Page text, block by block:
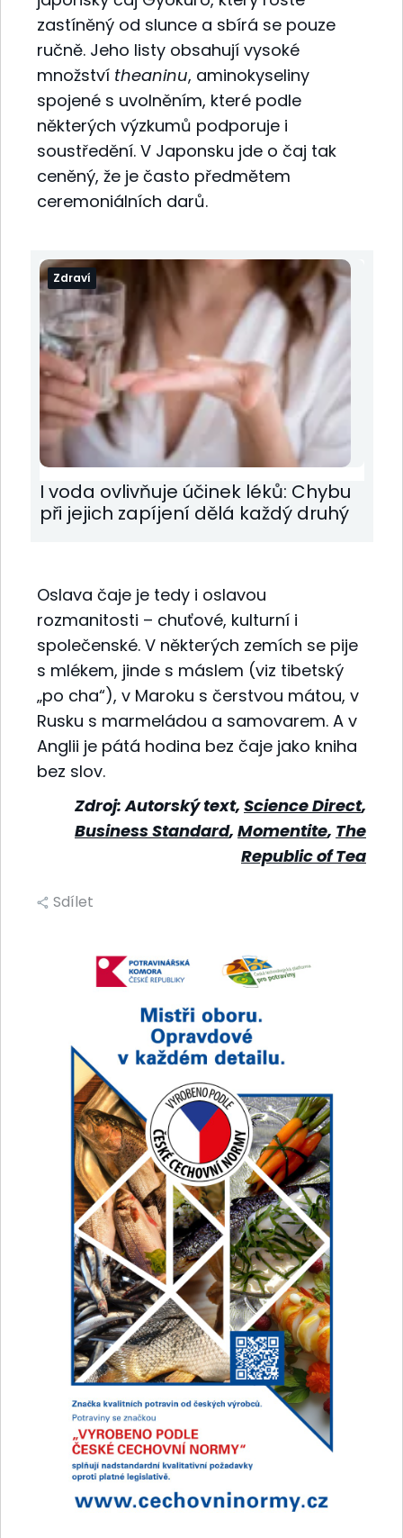
zastíněný od slunce a sbírá se pouze
ručně. Jeho listy obsahují vysoké
množství theaninu, aminokyseliny
spojené s uvolněním, které podle
některých výzkumů podporuje i
soustředění. V Japonsku jde o čaj tak
ceněný, že je často předmětem
ceremoniálních darů.
Zdraví
I voda ovlivňuje účinek léků: Chybu
při jejich zapíjení dělá každý druhý
Oslava čaje je tedy i oslavou
rozmanitosti – chuťové, kulturní i
společenské. V některých zemích se pije
s mlékem, jinde s máslem (viz tibetský
„po cha“), v Maroku s čerstvou mátou, v
Rusku s marmeládou a samovarem. A v
Anglii je pátá hodina bez čaje jako kniha
bez slov.
Zdroj: Autorský text, Science Direct,
Business Standard, Momentite, The
Republic of Tea
Sdílet